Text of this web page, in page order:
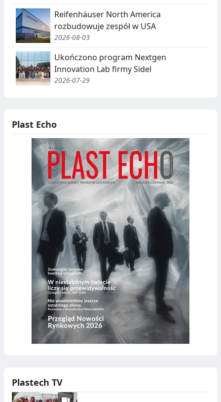
Reifenhäuser North America
rozbudowuje zespół w USA
2026-08-03
Ukończono program Nextgen
Innovation Lab firmy Sidel
2026-07-29
Plast Echo
Plastech TV